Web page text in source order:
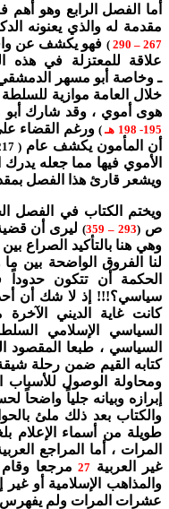
أما الفصل الرابع وهو
مقدمة له والذي يعنونه
267 – 290
) فهو يكشف عن
علاقة للمعتزلة في هذه
ـ وخاصة أبو مسهر
خلال العامة موازية للسلطة
هوى أموي ، وقد شارك أبو
195- 198 هـ
) ورغم القضاء
أن المأمون يكشف عام( 217 هـ )
الأموي فيها مما جعله
ويشعر قارئ هذا الفصل
ويختم الكتاب في الفصل
ص (
293
– 359
)ليرى أن
وهي هنا بالتأكيد الصراع
لنا الفروق الواضحة بين
الحكمة أن تتكون
سياسي؟!!! إذ لا شك أن
كانت غاية الديني
السياسي الإسلامي
السياسي ، طبعا المقصود
كتابه القيم ضمن رحلة
ومحاولة الوصول للأسباب
إبرازه وبيانه جلياً واضحاً
والكتاب بعد ذلك ملئ
طويلة من أسماء الإعلام
المرات ، أما المراجع
غير العربية 27مرجعا وقام
والمذاهب الإسلامية أو غير
عشرات المرات ولم يفهرس